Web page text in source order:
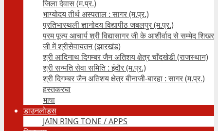
जिला देवास (म.प्र.)
भाग्योदय तीर्थ अस्पताल : सागर (म.प्र.)
प्रतिभास्थली ज्ञानोदय विद्यापीठ जबलपुर (म.प्र.)
परम पूज्य आचार्य श्री विद्यासागर जी के आशीर्वाद से सम्मेद शिखर
जी में श्रीसेवायतन (झारखंड)
श्री आदिनाथ दिगम्बर जैन अतिशय क्षेत्र चाँदखेडी (राजस्थान)
श्री सन्मति सेवा समिति : इंदौर (म.प्र.)
श्री दिगम्बर जैन अतिशय क्षेत्र बीनाजी-बारहा : सागर (म.प्र.)
हस्तकरघा
भाषा
डाउनलोड्स
JAIN RING TONE / APPS